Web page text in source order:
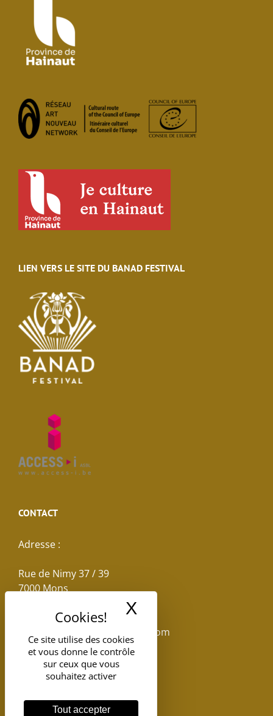
Ce site utilise des cookies
et vous donne le contrôle
sur ceux que vous
souhaitez activer
Tout accepter
X
LIEN VERS LE SITE DU BANAD FESTIVAL
CONTACT
Adresse :
Rue de Nimy 37 / 39
7000 Mons
reservations.losseau@gmail.com
Tel: +32(0)65.398.880